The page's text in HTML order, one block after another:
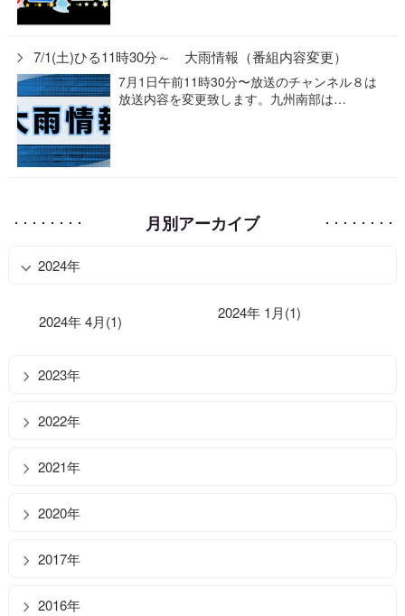
7/1(土)ひる11時30分～ 大雨情報（番組内容変更）
7月1日午前11時30分〜放送のチャンネル８は
放送内容を変更致します。九州南部は…
月別アーカイブ
2024年
2024年 4月(1) 2024年 1月(1)
2023年
2022年
2021年
2020年
2017年
2016年